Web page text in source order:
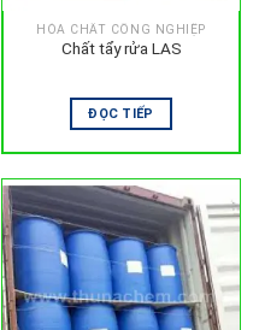
HÓA CHẤT CÔNG NGHIỆP
Chất tẩy rửa LAS
ĐỌC TIẾP